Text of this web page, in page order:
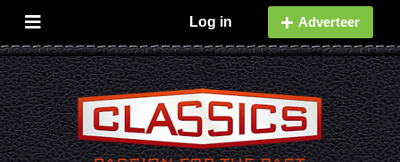
Log in Adverteer